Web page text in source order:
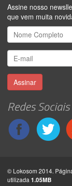
Assine nosso
que vem muita
Assinar
Redes Sociais
© Lokosom 2014.
utilizada 1.05MB